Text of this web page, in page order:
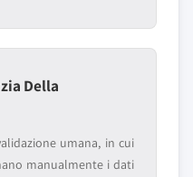
Della
umana, in cui
manualmente i dati